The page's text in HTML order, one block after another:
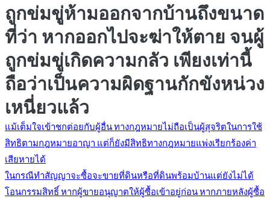
ถูกข่มขู่ห้ามออกจากบ้านถึงขนาด
ที่ว่า หากออกไปจะฆ่าให้ตาย จนผู้
ถูกข่มขู่เกิดความกลัว เพียงเท่านี้
ถือว่าเป็นความผิดฐานกักขังหน่วง
เหนี่ยวแล้ว
แนะแนว
เรื่อง
แม้เต็มใจเข้าชกต่อยกับผู้อื่น ทางกฎหมายไม่ถือเป็นผู้สุจริตในการใช้
สิทธิตามกฎหมายอาญา แต่ก็ยังมีสิทธิทางกฎหมายแพ่งเรียกร้องค่า
เสียหายได้
ในกรณีทำสัญญาจะซื้อจะขายที่ดินหรือที่ดินพร้อมบ้านแต่ยังไม่ได้
โอนกรรมสิทธิ์ หากผู้ขายอนุญาตให้ผู้ซื้อเข้าอยู่ก่อน หากภายหลังผู้ซื้อ